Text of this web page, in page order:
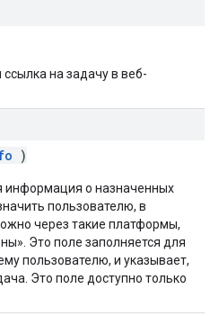
на задачу в веб-
)
информация о назначенных
пользователю, в
через такие платформы,
Это поле заполняется для
пользователю, и указывает,
Это поле доступно только